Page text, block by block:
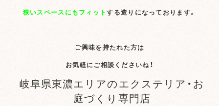
狭いスペースにもフィットする造りになっております。
ご興味を持たれた方は
お気軽にご相談くださいね！
岐阜県東濃エリアのエクステリア・お
庭づくり専門店